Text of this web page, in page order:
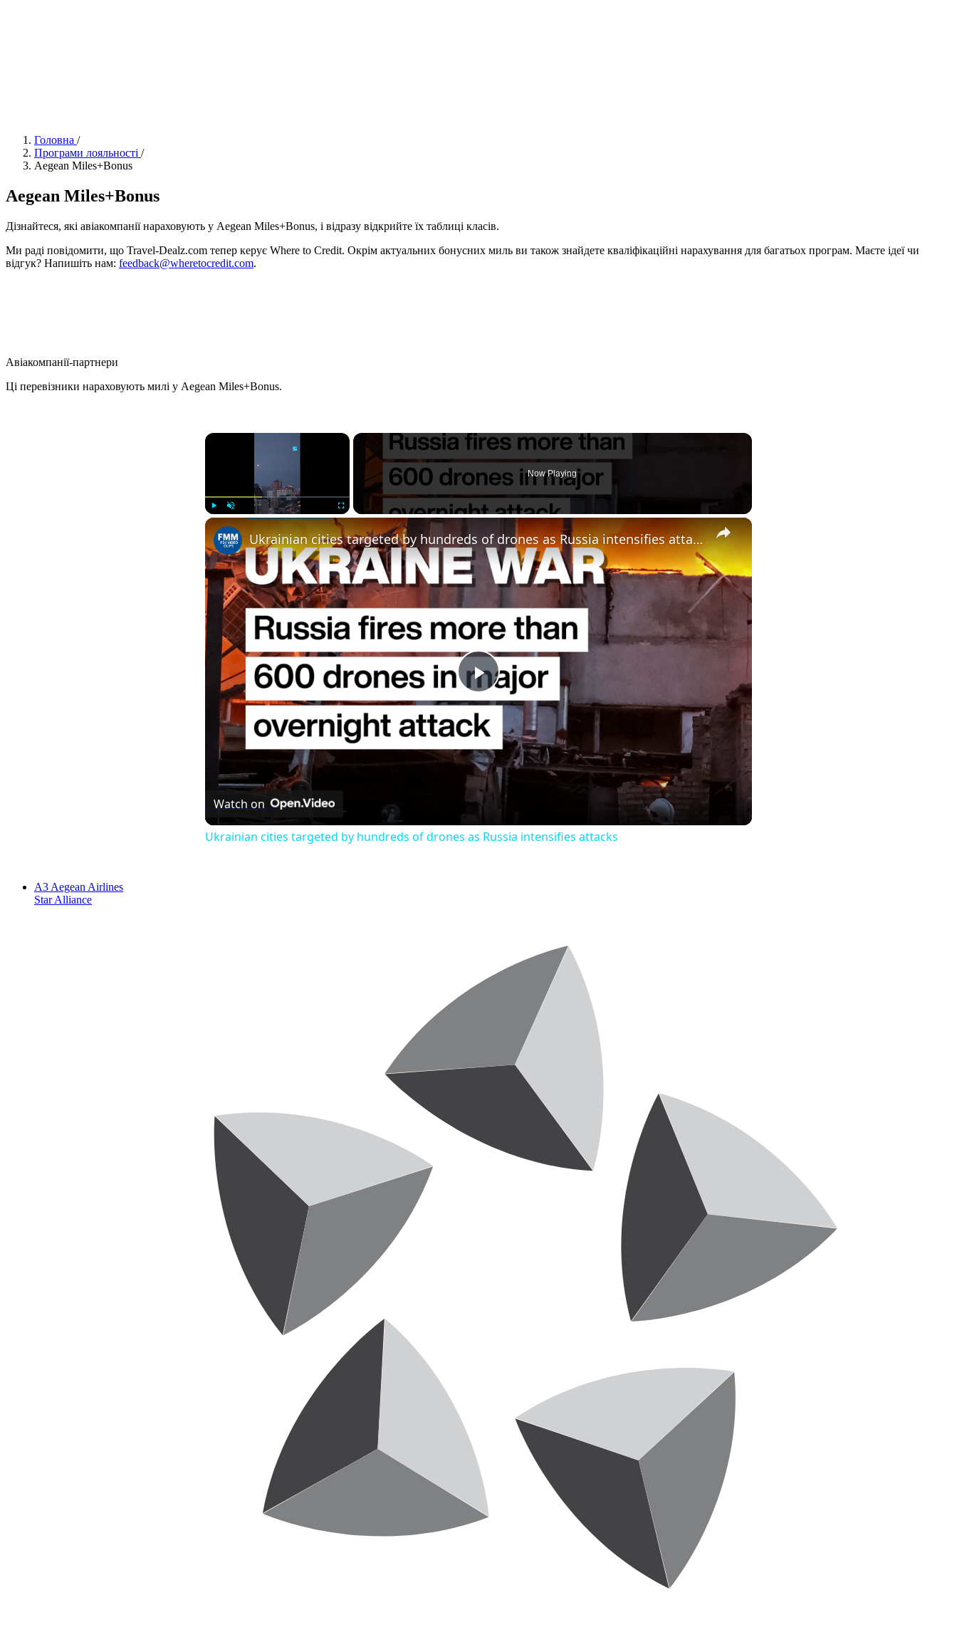
Головна /
Програми лояльності /
Aegean Miles+Bonus
Aegean Miles+Bonus
Дізнайтеся, які авіакомпанії нараховують у Aegean Miles+Bonus, і відразу відкрийте їх таблиці класів.
Ми раді повідомити, що Travel-Dealz.com тепер керує Where to Credit. Окрім актуальних бонусних миль ви також знайдете кваліфікаційні нарахування для багатьох програм. Маєте ідеї чи
відгук? Напишіть нам: feedback@wheretocredit.com.
Авіакомпанії-партнери
Ці перевізники нараховують милі у Aegean Miles+Bonus.
×
Unmute
Now Playing
×
Play
Video
Ukrainian cities targeted by hundreds of drones as Russia intensifies attacks
Watch on
Ukrainian cities targeted by hundreds of drones as Russia intensifies attacks
A3 Aegean Airlines
Star Alliance